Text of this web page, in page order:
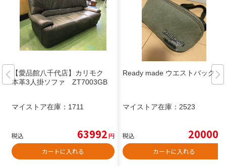
【愛品館八千代店】カリモク
本革3人掛ソファ ZT7003GB
マイストア在庫： 1711
税込 63992円
カートに入れる
Ready made ウエストバック
マイストア在庫： 2523
税込 20000
カートに入れる